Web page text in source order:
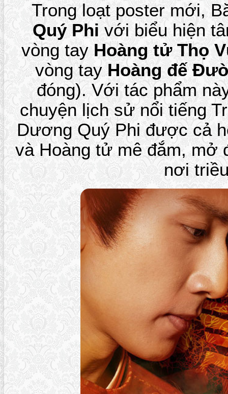
Trong loạt poster mới,
Quý Phivới biểu hiện
vòng tay Hoàng tử Thọ
vòng tayHoàng đế
đóng). Với tác phẩm
chuyện lịch sử nổi tiếng
Dương Quý Phi được cả
và Hoàng tử mê đắm, mở
nơi